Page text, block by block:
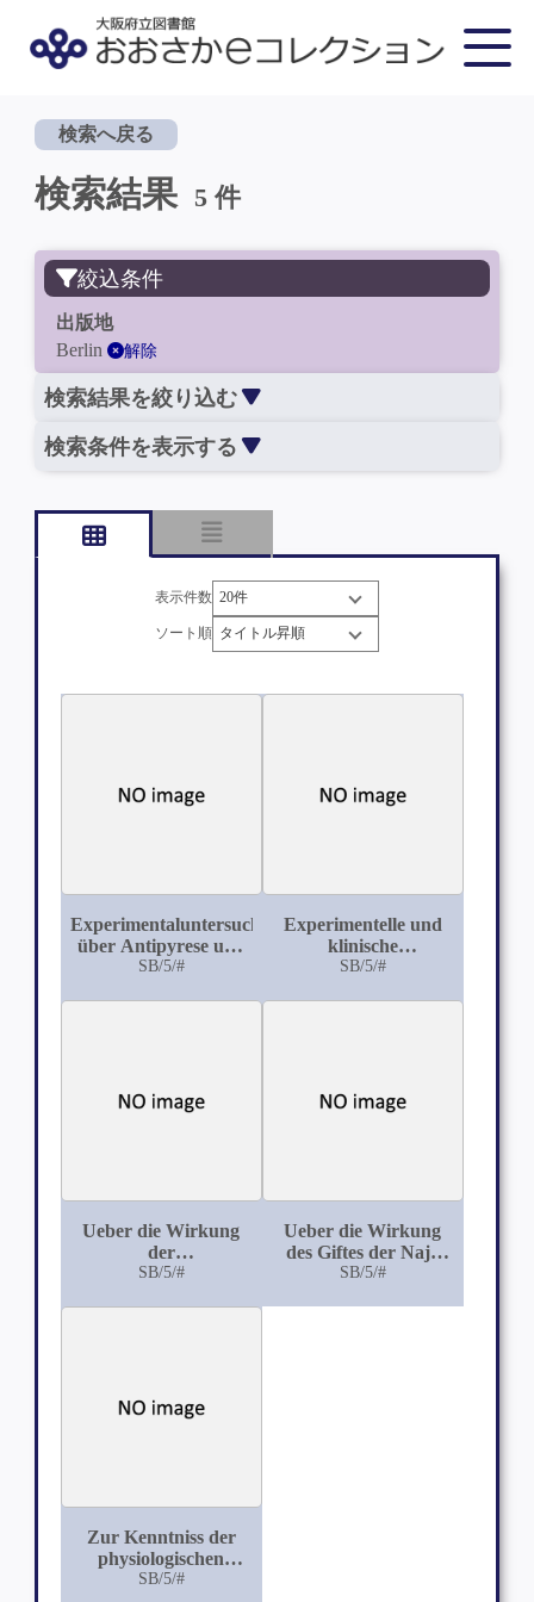
検索へ戻る
検索結果 5 件
絞込条件
出版地
Berlin
解除
検索結果を絞り込む
検索条件を表示する
表示件数
ソート順
Experimentaluntersuchungen
über Antipyrese und
Pyrese, nervöse und
SB/5/#
Experimentelle und
klinische
Untersuchungen zur
Organe nach längerer
Äthernarkose
SB/5/#
Ueber die Wirkung
der
Hydronaphtylamine
SB/5/#
Ueber die Wirkung
des Giftes der Naja
tripudians
SB/5/#
Zur Kenntniss der
physiologischen
Wirkung der
SB/5/#